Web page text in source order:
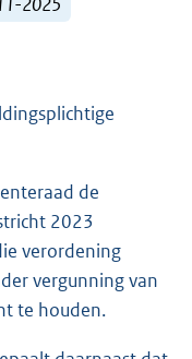
de
2023
verordening
vergunning van
te houden.